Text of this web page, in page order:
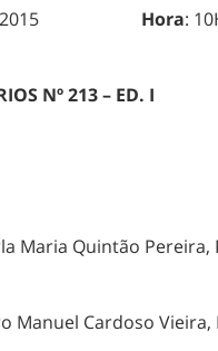
2015 Hora:
Nº 213 – ED. I
Maria Quintão Pereira,
Manuel Cardoso